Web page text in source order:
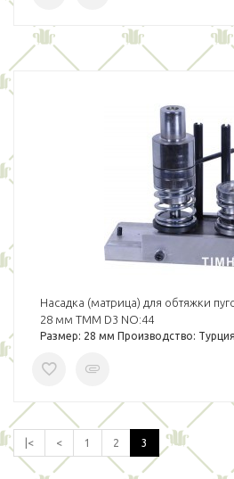
Насадка (матрица) для обтяжки
28 мм TMM D3 NO:44
Размер: 28 мм Производство:
|< < 1 2 3